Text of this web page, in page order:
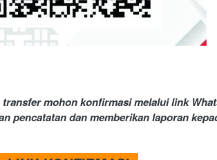
mohon konfirmasi melalui link
pencatatan dan memberikan laporan